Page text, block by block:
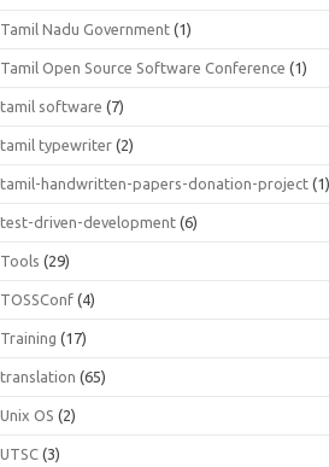
Tamil Nadu Government (1)
Tamil Open Source Software Conference (1)
tamil software (7)
tamil typewriter (2)
tamil-handwritten-papers-donation-project (1)
test-driven-development (6)
Tools (29)
TOSSConf (4)
Training (17)
translation (65)
Unix OS (2)
UTSC (3)